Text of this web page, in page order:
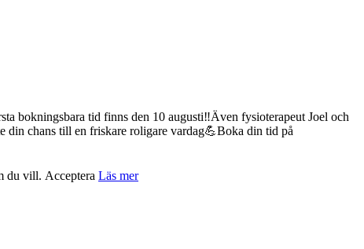
bokningsbara tid finns den 10 augusti‼️Även fysioterapeut Joel och
din chans till en friskare roligare vardag💪Boka din tid på
du vill. Acceptera Läs mer